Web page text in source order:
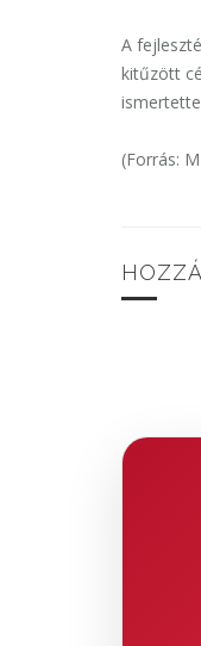
A
kitűzött
(Forrás: